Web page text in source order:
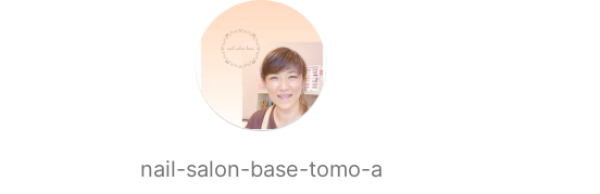
nail-salon-base-tomo-a